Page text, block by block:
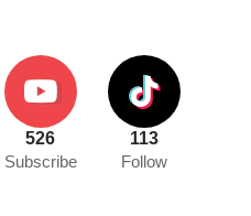
526
Subscribe
113
Follow